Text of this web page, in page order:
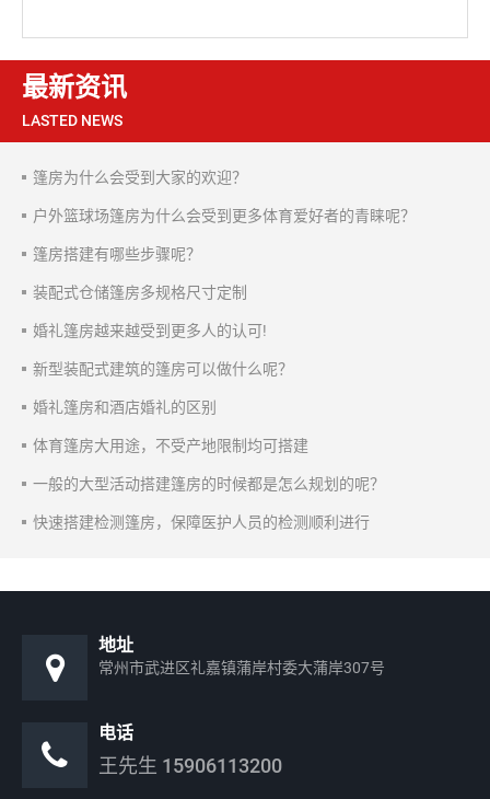
最新资讯
LASTED NEWS
篷房为什么会受到大家的欢迎？
户外篮球场篷房为什么会受到更多体育爱好者的青睐呢？
篷房搭建有哪些步骤呢？
装配式仓储篷房多规格尺寸定制
婚礼篷房越来越受到更多人的认可!
新型装配式建筑的篷房可以做什么呢？
婚礼篷房和酒店婚礼的区别
体育篷房大用途，不受产地限制均可搭建
一般的大型活动搭建篷房的时候都是怎么规划的呢？
快速搭建检测篷房，保障医护人员的检测顺利进行
地址
常州市武进区礼嘉镇蒲岸村委大蒲岸307号
电话
王先生 15906113200